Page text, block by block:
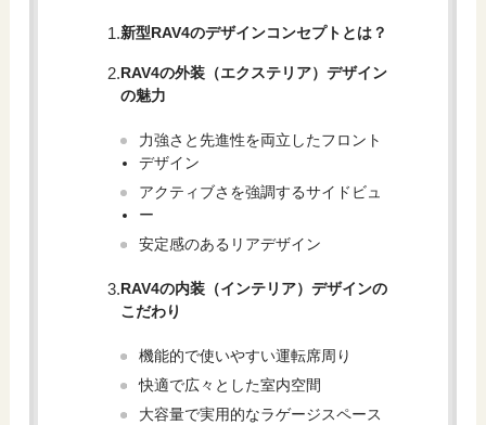
新型RAV4のデザインコンセプトとは？
RAV4の外装（エクステリア）デザイン
の魅力
力強さと先進性を両立したフロント
デザイン
アクティブさを強調するサイドビュ
ー
安定感のあるリアデザイン
RAV4の内装（インテリア）デザインの
こだわり
機能的で使いやすい運転席周り
快適で広々とした室内空間
大容量で実用的なラゲージスペース